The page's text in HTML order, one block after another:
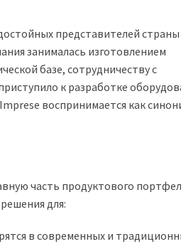
представителей страны
занималась изготовлением
базе, сотрудничеству с
к разработке
воспринимается как
часть продуктового
для:
в современных и